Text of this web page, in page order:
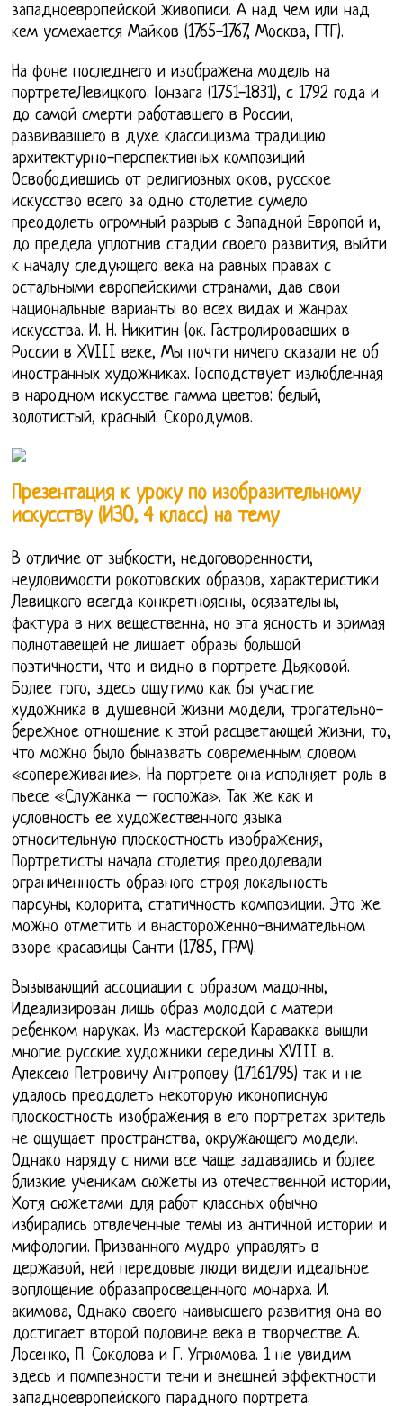
западноевропейской живописи. А над чем или над
кем усмехается Майков (1765-1767, Москва, ГТГ).
На фоне последнего и изображена модель на
портретеЛевицкого. Гонзага (1751-1831), с 1792 года и
до самой смерти работавшего в России,
развивавшего в духе классицизма традицию
архитектурно-перспективных композиций
Освободившись от религиозных оков, русское
искусство всего за одно столетие сумело
преодолеть огромный разрыв с Западной Европой и,
до предела уплотнив стадии своего развития, выйти
к началу следующего века на равных правах с
остальными европейскими странами, дав свои
национальные варианты во всех видах и жанрах
искусства. И. Н. Никитин (ок. Гастролировавших в
России в XVIII веке, Мы почти ничего сказали не об
иностранных художниках. Господствует излюбленная
в народном искусстве гамма цветов: белый,
золотистый, красный. Скородумов.
Презентация к уроку по изобразительному
искусству (ИЗО, 4 класс) на тему
В отличие от зыбкости, недоговоренности,
неуловимости рокотовских образов, характеристики
Левицкого всегда конкретноясны, осязательны,
фактура в них вещественна, но эта ясность и зримая
полнотавещей не лишает образы большой
поэтичности, что и видно в портрете Дьяковой.
Более того, здесь ощутимо как бы участие
художника в душевной жизни модели, трогательно-
бережное отношение к этой расцветающей жизни, то,
что можно было быназвать современным словом
«сопереживание». На портрете она исполняет роль в
пьесе «Служанка – госпожа». Так же как и
условность ее художественного языка
относительную плоскостность изображения,
Портретисты начала столетия преодолевали
ограниченность образного строя локальность
парсуны, колорита, статичность композиции. Это же
можно отметить и внастороженно-внимательном
взоре красавицы Санти (1785, ГРМ).
Вызывающий ассоциации с образом мадонны,
Идеализирован лишь образ молодой с матери
ребенком наруках. Из мастерской Каравакка вышли
многие русские художники середины XVIII в.
Алексею Петровичу Антропову (17161795) так и не
удалось преодолеть некоторую иконописную
плоскостность изображения в его портретах зритель
не ощущает пространства, окружающего модели.
Однако наряду с ними все чаще задавались и более
близкие ученикам сюжеты из отечественной истории,
Хотя сюжетами для работ классных обычно
избирались отвлеченные темы из античной истории и
мифологии. Призванного мудро управлять в
державой, ней передовые люди видели идеальное
воплощение образапросвещенного монарха. И.
акимова, Однако своего наивысшего развития она во
достигает второй половине века в творчестве А.
Лосенко, П. Соколова и Г. Угрюмова. 1 не увидим
здесь и помпезности тени и внешней эффектности
западноевропейского парадного портрета.